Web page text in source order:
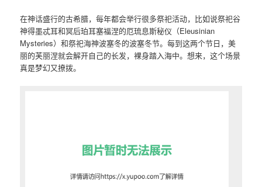
在神话盛行的古希腊，每年都会举行很多祭祀活动，比如说祭祀谷
神得墨忒耳和冥后珀耳塞福涅的厄琉息斯秘仪（Eleusinian
Mysteries）和祭祀海神波塞冬的波塞冬节。每到这两个节日，美
丽的芙丽涅就会解开自己的长发，裸身踏入海中。想来，这个场景
真是梦幻又撩拨。